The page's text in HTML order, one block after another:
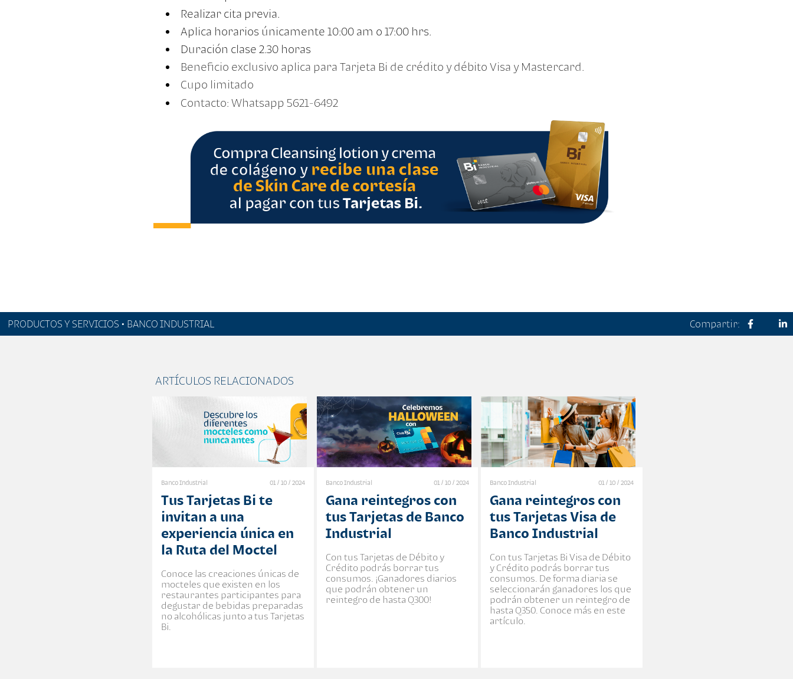
Realizar cita previa.
Aplica horarios únicamente 10:00 am o 17:00 hrs.
Duración clase 2.30 horas
Beneficio exclusivo aplica para Tarjeta Bi de crédito y débito Visa y Mastercard.
Cupo limitado
Contacto: Whatsapp 5621-6492
PRODUCTOS Y SERVICIOS • BANCO INDUSTRIAL Compartir:
ARTÍCULOS RELACIONADOS
Banco Industrial 01 / 10 / 2024
Tus Tarjetas Bi te
invitan a una
experiencia única en
la Ruta del Moctel
Conoce las creaciones únicas de
mocteles que existen en los
restaurantes participantes para
degustar de bebidas preparadas
no alcohólicas junto a tus Tarjetas
Bi.
Banco Industrial 01 / 10 / 2024
Gana reintegros con
tus Tarjetas de Banco
Industrial
Con tus Tarjetas de Débito y
Crédito podrás borrar tus
consumos. ¡Ganadores diarios
que podrán obtener un
reintegro de hasta Q300!
Banco Industrial 01 / 10 / 2024
Gana reintegros con
tus Tarjetas Visa de
Banco Industrial
Con tus Tarjetas Bi Visa de Débito
y Crédito podrás borrar tus
consumos. De forma diaria se
seleccionarán ganadores los que
podrán obtener un reintegro de
hasta Q350. Conoce más en este
artículo.